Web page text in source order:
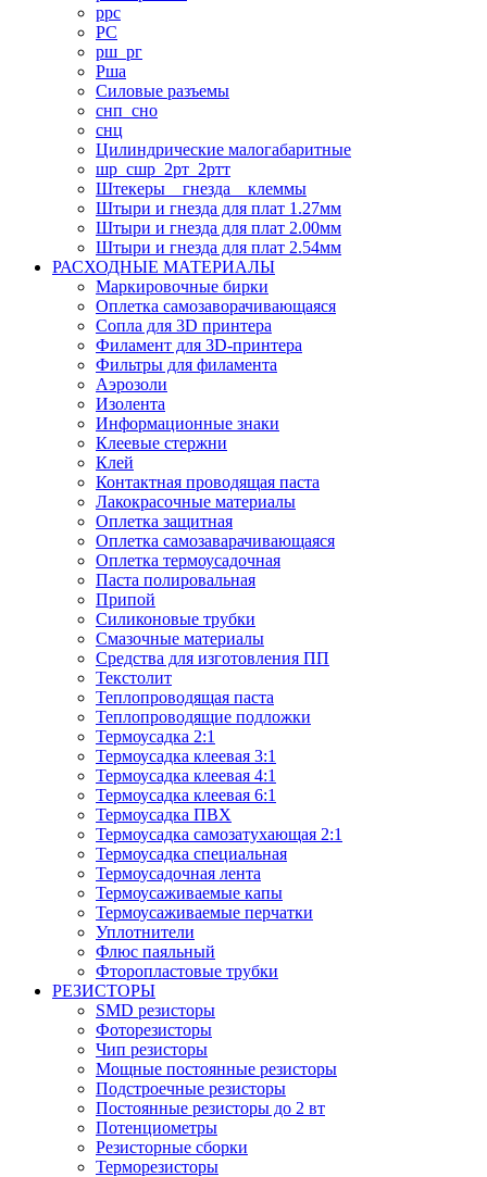
ррс
РС
рш_рг
Рша
Силовые разъемы
снп_сно
снц
Цилиндрические малогабаритные
шр_сшр_2рт_2ртт
Штекеры _ гнезда _ клеммы
Штыри и гнезда для плат 1.27мм
Штыри и гнезда для плат 2.00мм
Штыри и гнезда для плат 2.54мм
РАСХОДНЫЕ МАТЕРИАЛЫ
Маркировочные бирки
Оплетка самозаворачивающаяся
Сопла для 3D принтера
Филамент для 3D-принтера
Фильтры для филамента
Аэрозоли
Изолента
Информационные знаки
Клеевые стержни
Клей
Контактная проводящая паста
Лакокрасочные материалы
Оплетка защитная
Оплетка самозаварачивающаяся
Оплетка термоусадочная
Паста полировальная
Припой
Силиконовые трубки
Смазочные материалы
Средства для изготовления ПП
Текстолит
Теплопроводящая паста
Теплопроводящие подложки
Термоусадка 2:1
Термоусадка клеевая 3:1
Термоусадка клеевая 4:1
Термоусадка клеевая 6:1
Термоусадка ПВХ
Термоусадка самозатухающая 2:1
Термоусадка специальная
Термоусадочная лента
Термоусаживаемые капы
Термоусаживаемые перчатки
Уплотнители
Флюс паяльный
Фторопластовые трубки
РЕЗИСТОРЫ
SMD резисторы
Фоторезисторы
Чип резисторы
Мощные постоянные резисторы
Подстроечные резисторы
Постоянные резисторы до 2 вт
Потенциометры
Резисторные сборки
Терморезисторы